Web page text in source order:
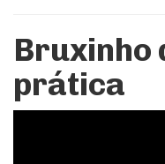
Bruxinho
prática